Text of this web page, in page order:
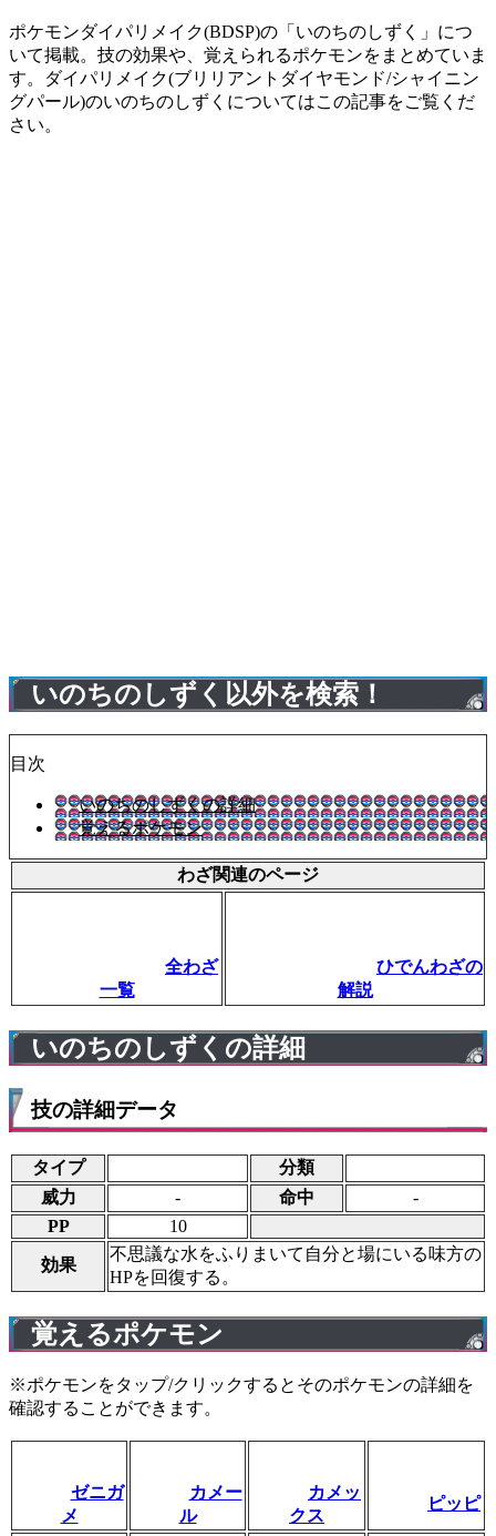
ポケモンダイパリメイク(BDSP)の「いのちのしずく」につ
いて掲載。技の効果や、覚えられるポケモンをまとめていま
す。ダイパリメイク(ブリリアントダイヤモンド/シャイニン
グパール)のいのちのしずくについてはこの記事をご覧くだ
さい。
いのちのしずく以外を検索！
目次
いのちのしずくの詳細
覚えるポケモン
わざ関連のページ
全わざ
一覧
ひでんわざの
解説
いのちのしずくの詳細
技の詳細データ
タイプ
分類
威力
- 命中
-
PP
10
効果
不思議な水をふりまいて自分と場にいる味方の
HPを回復する。
覚えるポケモン
※ポケモンをタップ/クリックするとそのポケモンの詳細を
確認することができます。
ゼニガ
メ
カメー
ル
カメッ
クス
ピッピ